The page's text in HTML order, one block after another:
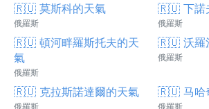
🇷🇺 莫斯科的天氣
俄羅斯
🇷🇺 下諾
俄羅斯
🇷🇺 頓河畔羅斯托夫的天
氣
俄羅斯
🇷🇺 沃羅
俄羅斯
🇷🇺 克拉斯諾達爾的天氣
俄羅斯
🇷🇺 马哈
俄羅斯